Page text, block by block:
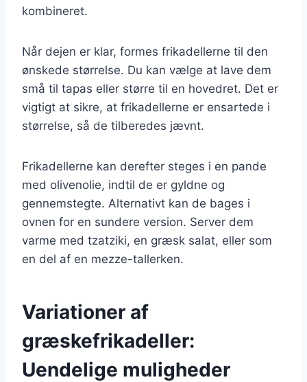
kombineret.
Når dejen er klar, formes frikadellerne til den
ønskede størrelse. Du kan vælge at lave dem
små til tapas eller større til en hovedret. Det er
vigtigt at sikre, at frikadellerne er ensartede i
størrelse, så de tilberedes jævnt.
Frikadellerne kan derefter steges i en pande
med olivenolie, indtil de er gyldne og
gennemstegte. Alternativt kan de bages i
ovnen for en sundere version. Server dem
varme med tzatziki, en græsk salat, eller som
en del af en mezze-tallerken.
Variationer af
græskefrikadeller:
Uendelige muligheder